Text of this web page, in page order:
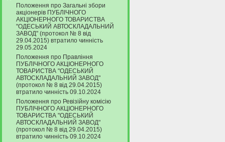
Положення про Загальні збори
акціонерів ПУБЛІЧНОГО
АКЦІОНЕРНОГО ТОВАРИСТВА
"ОДЕСЬКИЙ АВТОСКЛАДАЛЬНИЙ
ЗАВОД" (протокол № 8 від
29.04.2015) втратило чинність
29.05.2024
Положення про Правління
ПУБЛІЧНОГО АКЦІОНЕРНОГО
ТОВАРИСТВА "ОДЕСЬКИЙ
АВТОСКЛАДАЛЬНИЙ ЗАВОД"
(протокол № 8 від 29.04.2015)
втратило чинність 09.10.2024
Положення про Ревізійну комісію
ПУБЛІЧНОГО АКЦІОНЕРНОГО
ТОВАРИСТВА "ОДЕСЬКИЙ
АВТОСКЛАДАЛЬНИЙ ЗАВОД"
(протокол № 8 від 29.04.2015)
втратило чинність 09.10.2024